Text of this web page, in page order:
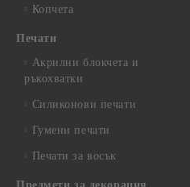
Копчета
Печати
Акрилни блокчета и
ръкохватки
Силиконови печати
Гумени печати
Печати за восък